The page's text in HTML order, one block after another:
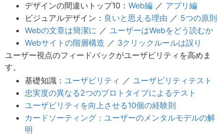
デザインの間違いトップ10： Web編 ／ アプリ編
ビジュアルデザイン： 良いと思える理由 ／ 5つの原則
Webの文章は簡潔に ／ ユーザーはWebをどう読むか
Webサイトの階層構造 ／ 3クリックルールは誤り
ユーザー視点のフィードバックがユーザビリティを高めま
す。
基礎知識： ユーザビリティ ／ ユーザビリティテスト
忠実度の異なる2つのプロトタイプによるテスト
ユーザビリティを向上させる10個の経験則
カードソーティング：ユーザーのメンタルモデルの解
明